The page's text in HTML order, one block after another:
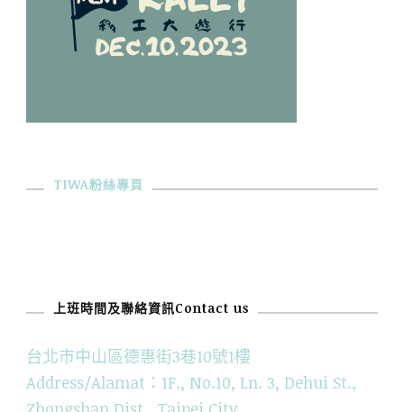
TIWA粉絲專頁
上班時間及聯絡資訊Contact us
台北市中山區德惠街3巷10號1樓
Address/Alamat：1F., No.10, Ln. 3, Dehui St.,